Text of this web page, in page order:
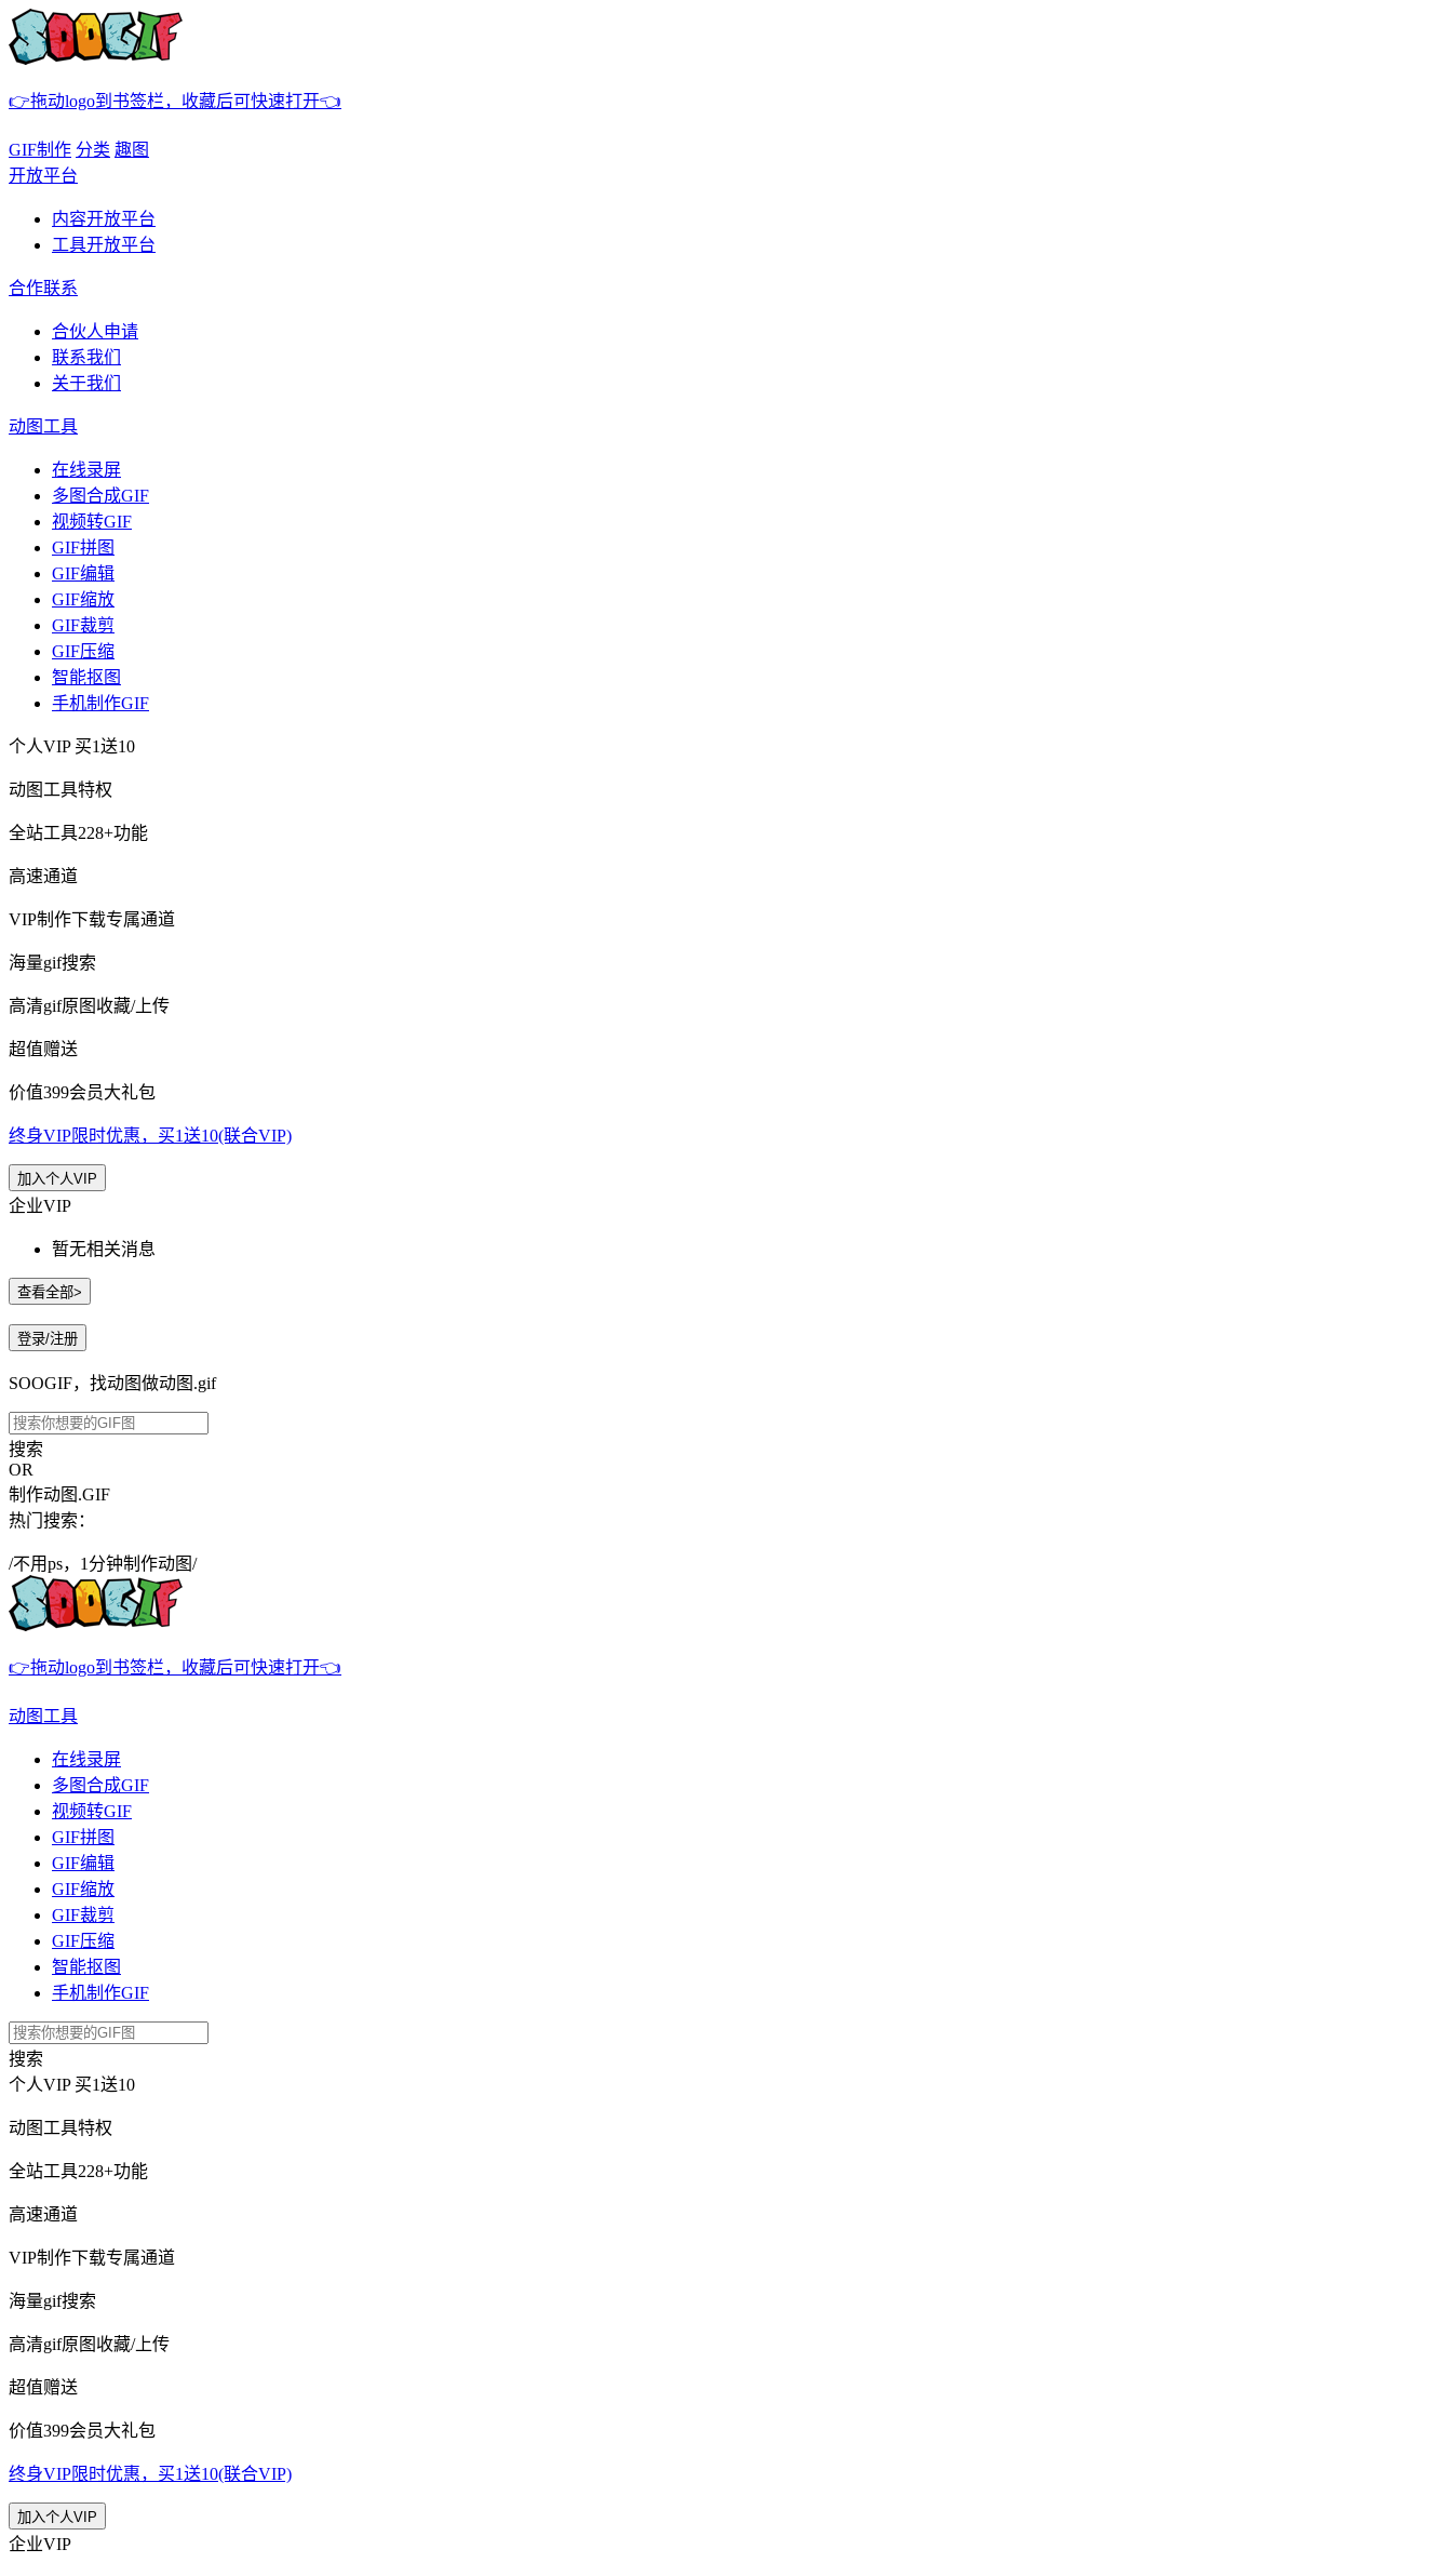
👉拖动logo到书签栏，收藏后可快速打开👈
GIF制作 分类 趣图
开放平台
内容开放平台
工具开放平台
合作联系
合伙人申请
联系我们
关于我们
动图工具
在线录屏
多图合成GIF
视频转GIF
GIF拼图
GIF编辑
GIF缩放
GIF裁剪
GIF压缩
智能抠图
手机制作GIF
个人VIP 买1送10
动图工具特权
全站工具228+功能
高速通道
VIP制作下载专属通道
海量gif搜索
高清gif原图收藏/上传
超值赠送
价值399会员大礼包
终身VIP限时优惠，买1送10(联合VIP)
加入个人VIP
企业VIP
暂无相关消息
查看全部>
登录/注册
SOOGIF，找动图做动图.gif
搜索
OR
制作动图.GIF
热门搜索：
/不用ps，1分钟制作动图/
👉拖动logo到书签栏，收藏后可快速打开👈
动图工具
在线录屏
多图合成GIF
视频转GIF
GIF拼图
GIF编辑
GIF缩放
GIF裁剪
GIF压缩
智能抠图
手机制作GIF
搜索
个人VIP 买1送10
动图工具特权
全站工具228+功能
高速通道
VIP制作下载专属通道
海量gif搜索
高清gif原图收藏/上传
超值赠送
价值399会员大礼包
终身VIP限时优惠，买1送10(联合VIP)
加入个人VIP
企业VIP